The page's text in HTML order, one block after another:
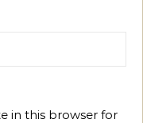
in this browser for